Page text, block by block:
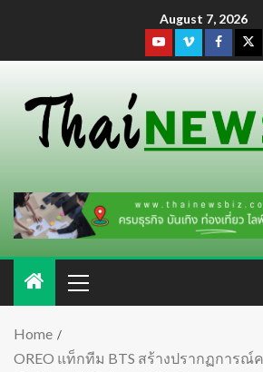
August 7, 2026
Home
OREO แท็กทีม BTS สร้างปรากฏการณ์